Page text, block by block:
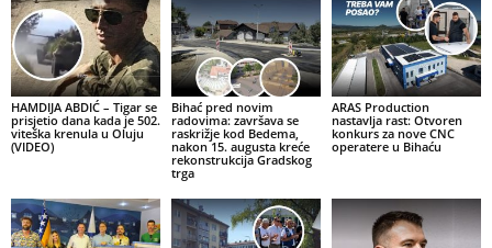
HAMDIJA ABDIĆ – Tigar se
prisjetio dana kada je 502.
viteška krenula u Oluju
(VIDEO)
Bihać pred novim
radovima: završava se
raskrižje kod Bedema,
nakon 15. augusta kreće
rekonstrukcija Gradskog
trga
ARAS Production
nastavlja rast: Otvoren
konkurs za nove CNC
operatere u Bihaću